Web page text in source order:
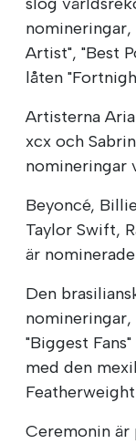
nomineringar,
Artist", "Best
låten
Artisterna
xcx och
nomineringar
Beyoncé,
Taylor Swift,
är
Den
"Biggest
med den
Ceremonin är